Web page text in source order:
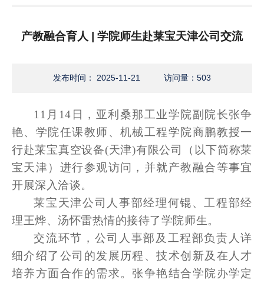
产教融合育人 | 学院师生赴莱宝天津公司交流
发布时间： 2025-11-21 访问量： 503
11月14日，亚利桑那工业学院副院长张争
艳、学院任课教师、机械工程学院商鹏教授一
行赴莱宝真空设备(天津)有限公司（以下简称莱
宝天津）进行参观访问，并就产教融合等事宜
开展深入洽谈。
莱宝天津公司人事部经理何锟、工程部经
理王烨、汤怀雷热情的接待了学院师生。
交流环节，公司人事部及工程部负责人详
细介绍了公司的发展历程、技术创新及在人才
培养方面合作的需求。张争艳结合学院办学定